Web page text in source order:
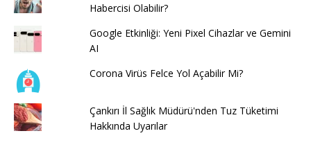
Habercisi Olabilir?
Google Etkinliği: Yeni Pixel Cihazlar ve Gemini
AI
Corona Virüs Felce Yol Açabilir Mi?
Çankırı İl Sağlık Müdürü'nden Tuz Tüketimi
Hakkında Uyarılar